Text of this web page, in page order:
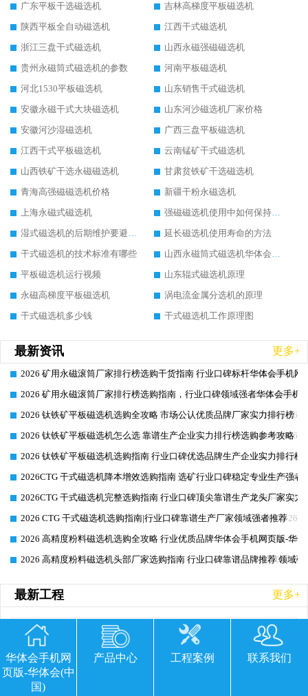
广东平板干选磁选机
吉林高梯度平板磁选机
陕西平板全自动磁选机
江西干式磁选机
浙江三盘干式磁选机
山西永磁强磁磁选机
贵州永磁筒式磁选机的参数
河南平板磁选机
河北1530平板磁选机
山东销售干式磁选机
安徽永磁干式大块磁选机
山东河沙磁选机厂家价格
安徽河沙湿磁选机
广西三盘平板磁选机
江西干式平板磁选机
云南锰矿干式磁选机
山西铁矿干选永磁磁选机
甘肃贫铁矿干选磁选机
青海高强磁磁选机价格
新疆干粉永磁选机
上海永磁式磁选机
强磁磁选机使用中如何保持其顺畅运行
湿式磁选机的后期维护要避开哪些坑
延长磁选机使用寿命的方法
干式磁选机的技术标准有哪些
山西永磁筒式磁选机华体会手机网页版-华体会(中国)
平板磁选机运行视频
山东辊式磁选机原理
永磁高梯度平板磁选机
涡电流金属分选机的原理
干式磁选机多少钱
干式磁选机工作原理图
最新资讯 更多+
2026-06-26
2026 矿用永磁滚筒厂家排行榜选购干货指南 行业口碑标杆华体会手机网
2026-06-26
2026 矿用永磁滚筒厂家排行榜选购指南，行业口碑领域强者华体会手机
2026-06-26
2026 钛铁矿平板磁选机选购全攻略 市场公认优质品牌厂家实力排行榜
2026-06-26
2026 钛铁矿平板磁选机怎么选 靠谱生产企业实力排行榜选购参考攻略
2026-06-26
2026 钛铁矿平板磁选机选购指南 行业口碑优选品牌生产企业实力排行榜
2026-06-26
2026CTG 干式磁选机降本增效选购指南 选矿行业口碑稳定专业生产强者
2026-06-26
2026CTG 干式磁选机完整选购指南 行业口碑顶尖靠谱生产龙头厂家实力
2026-06-26
2026 CTG 干式磁选机选购指南|行业口碑靠谱生产厂家领域强者推荐
2026-06-26
2026 高精度粉料磁选机选购全攻略 行业优质品牌华体会手机网页版-华
2026-06-26
2026 高精度粉料磁选机头部厂家选购指南 行业口碑靠谱品牌推荐 领域
最新工程 更多+
华体会手机网
页版-华体会(中
国)
产品中心 工程案例 联系我们